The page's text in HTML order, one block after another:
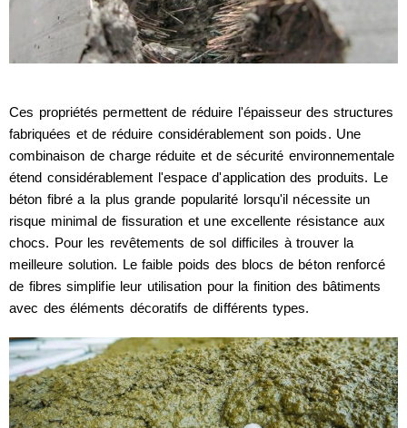
Ces propriétés permettent de réduire l'épaisseur des structures
fabriquées et de réduire considérablement son poids. Une
combinaison de charge réduite et de sécurité environnementale
étend considérablement l'espace d'application des produits. Le
béton fibré a la plus grande popularité lorsqu'il nécessite un
risque minimal de fissuration et une excellente résistance aux
chocs. Pour les revêtements de sol difficiles à trouver la
meilleure solution. Le faible poids des blocs de béton renforcé
de fibres simplifie leur utilisation pour la finition des bâtiments
avec des éléments décoratifs de différents types.